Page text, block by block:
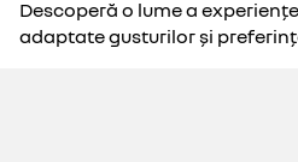
Descoperă o lume a
adaptate gusturilor și